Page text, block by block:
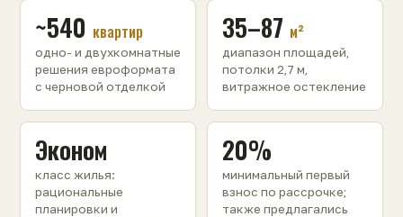
~540 квартир
одно- и двухкомнатные
решения евроформата
с черновой отделкой
35–87 м²
диапазон площадей,
потолки 2,7 м,
витражное остекление
Эконом
класс жилья:
рациональные
планировки и
20%
минимальный первый
взнос по рассрочке;
также предлагались